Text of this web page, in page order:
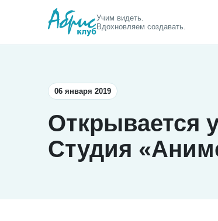
Учим видеть.
Вдохновляем создавать.
06 января 2019
Открывается
Студия